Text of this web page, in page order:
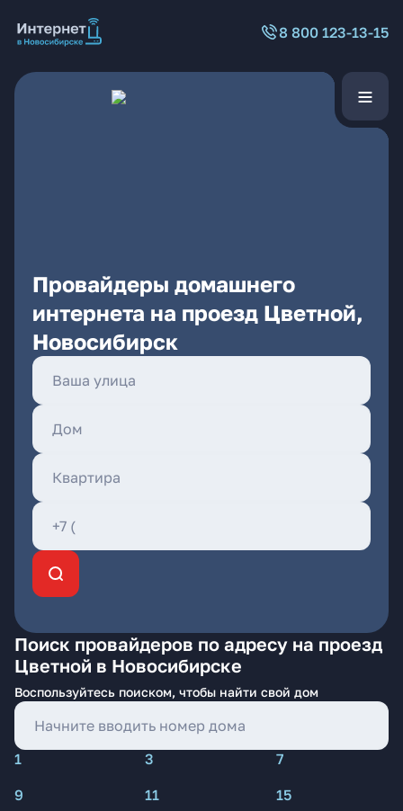
8 800 123-13-15
Провайдеры домашнего
интернета на проезд Цветной,
Новосибирск
Поиск провайдеров по адресу на проезд
Цветной в Новосибирске
Воспользуйтесь поиском, чтобы найти свой дом
1 3
7
9
11
15